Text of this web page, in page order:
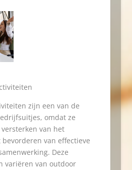
zijn een van de
omdat ze
van het
van effectieve
Deze
variëren van outdoor